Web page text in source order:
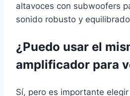
altavoces con subwoofers
sonido robusto y
¿Puedo usar el
amplificador para
Sí, pero es importante